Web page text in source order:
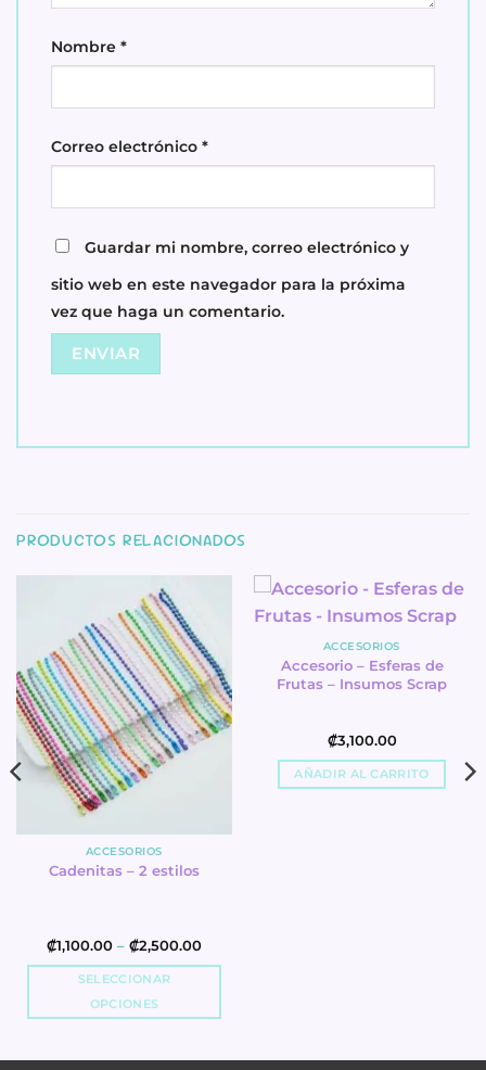
Nombre *
Correo electrónico *
Guardar mi nombre, correo electrónico y
sitio web en este navegador para la próxima
vez que haga un comentario.
PRODUCTOS RELACIONADOS
ACCESORIOS
Cadenitas – 2 estilos
₡1,100.00 – ₡2,500.00Rango
precios:
₡2,500.00
SELECCIONAR
OPCIONES
ACCESORIOS
Accesorio – Esferas de
Frutas – Insumos Scrap
₡3,100.00
AÑADIR AL CARRITO